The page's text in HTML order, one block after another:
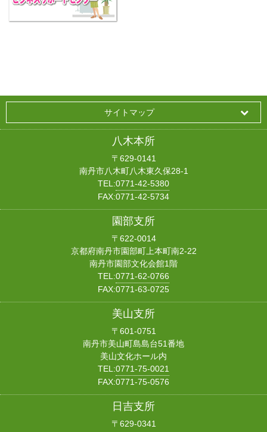
サイトマップ
八木本所
〒629-0141
南丹市八木町八木東久保28-1
TEL:0771-42-5380
FAX:0771-42-5734
園部支所
〒622-0014
京都府南丹市園部町上本町南2-22
南丹市園部文化会館1階
TEL:0771-62-0766
FAX:0771-63-0725
美山支所
〒601-0751
南丹市美山町島島台51番地
美山文化ホール内
TEL:0771-75-0021
FAX:0771-75-0576
日吉支所
〒629-0341